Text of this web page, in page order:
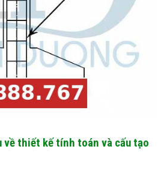
về thiết kế tính toán và cấu tạo